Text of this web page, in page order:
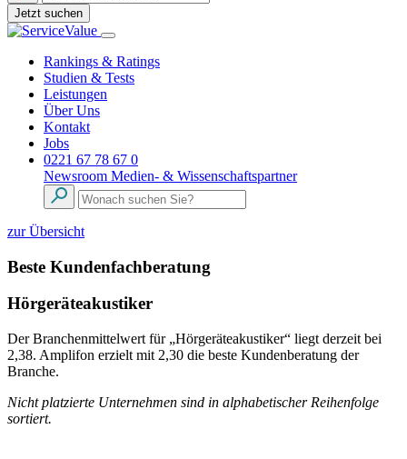
Jetzt suchen
Rankings & Ratings
Studien & Tests
Leistungen
Über Uns
Kontakt
Jobs
0221 67 78 67 0
Newsroom Medien- & Wissenschaftspartner
zur Übersicht
Beste Kundenfachberatung
Hörgeräteakustiker
Der Branchenmittelwert für „Hörgeräteakustiker“ liegt derzeit bei
2,38. Amplifon erzielt mit 2,30 die beste Kundenberatung der
Branche.
Nicht platzierte Unternehmen sind in alphabetischer Reihenfolge
sortiert.